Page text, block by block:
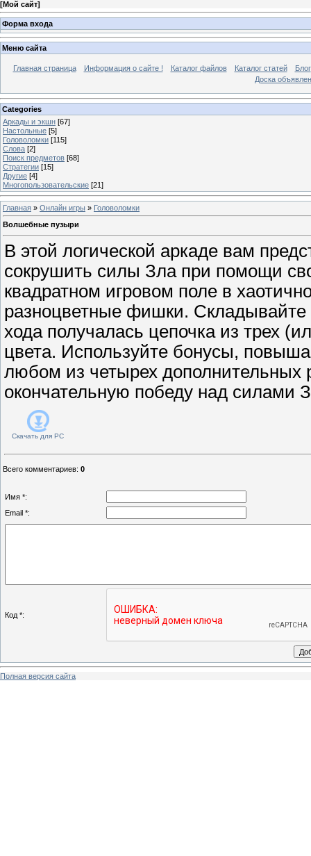
[Мой сайт]
Форма входа
Меню сайта
Главная страница Информация о сайте ! Каталог файлов Каталог статей
Блог
Доска
Categories
Аркады и экшн [67]
Настольные [5]
Головоломки [115]
Слова [2]
Поиск предметов [68]
Стратегии [15]
Другие [4]
Многопользовательские [21]
Главная » Онлайн игры » Головоломки
Волшебные пузыри
В этой логической аркаде вам
сокрушить силы Зла при помощи
квадратном игровом поле в
разноцветные фишки. Складывайте
хода получалась цепочка из трех
цвета. Используйте бонусы,
любом из четырех дополнительных
окончательную победу над силами
Скачать для PC
Всего комментариев: 0
Имя *:
Email *:
Код *:
Полная версия сайта